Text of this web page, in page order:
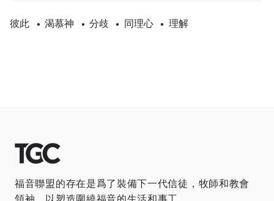
彼此 • 渴慕神 • 分歧 • 同理心 • 理解
福音聯盟的存在是爲了裝備下一代信徒，牧師和教會
領袖，以塑造圍繞福音的生活和事工。